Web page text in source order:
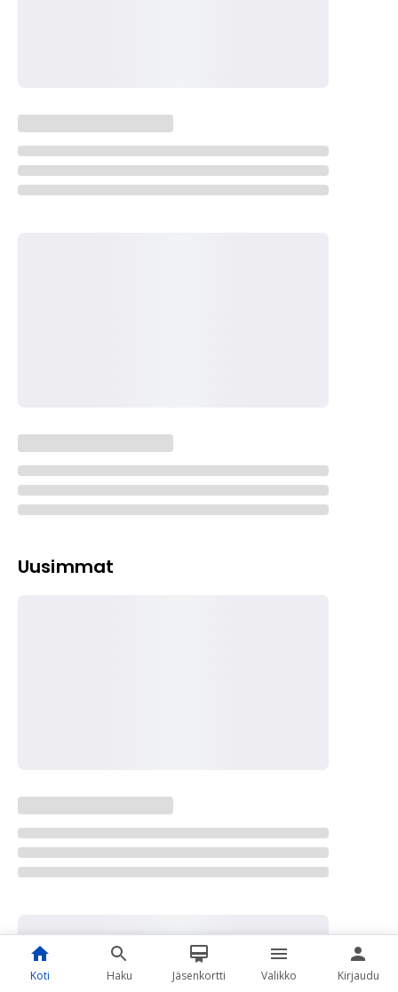
Uusimmat
Koti Haku Jäsenkortti Valikko Kirjaudu